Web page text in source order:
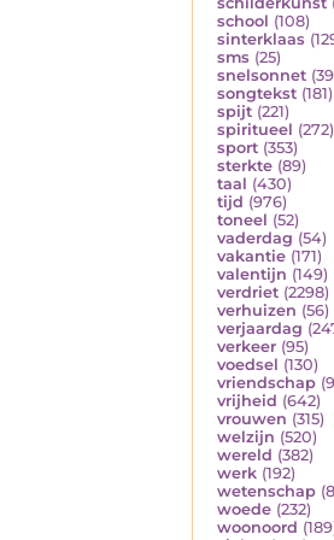
school (108)
sinterklaas
sms (25)
snelsonnet
songtekst (181)
spijt (221)
spiritueel (272)
sport (353)
sterkte (89)
taal (430)
tijd (976)
toneel (52)
vaderdag (54)
vakantie (171)
valentijn (149)
verdriet (2298)
verhuizen (56)
verjaardag
verkeer (95)
voedsel (130)
vriendschap
vrijheid (642)
vrouwen (315)
welzijn (520)
wereld (382)
werk (192)
wetenschap
woede (232)
woonoord